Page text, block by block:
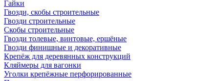
Гайки
Гвозди, скобы строительные
Гвозди строительные
Скобы строительные
Гвозди толевые, винтовые, ершёные
Гвозди финишные и декоративные
Крепёж для деревянных конструкций
Кляймеры для вагонки
Уголки крепёжные перфорированные